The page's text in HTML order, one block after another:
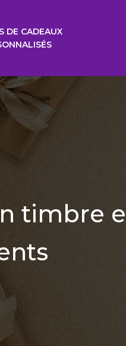
DE CADEAUX
timbre